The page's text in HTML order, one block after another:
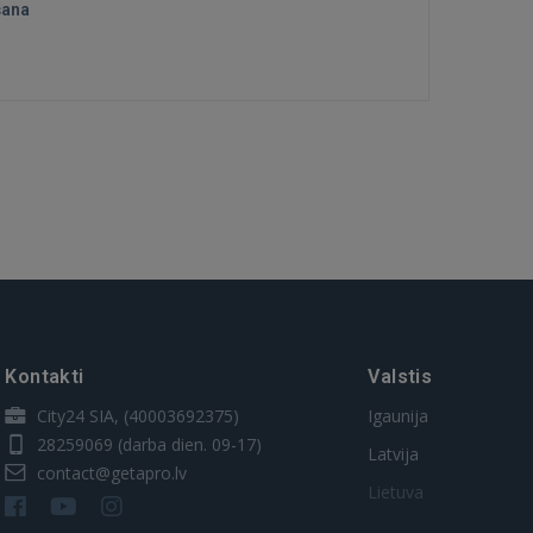
Kontakti
City24 SIA, (40003692375)
28259069 (darba dien. 09-17)
contact@getapro.lv
Valstis
Igaunija
Latvija
Lietuva